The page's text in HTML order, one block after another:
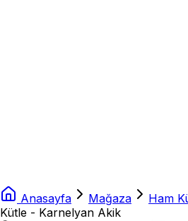
Anasayfa Mağaza Ham
Kütle - Karnelyan Akik